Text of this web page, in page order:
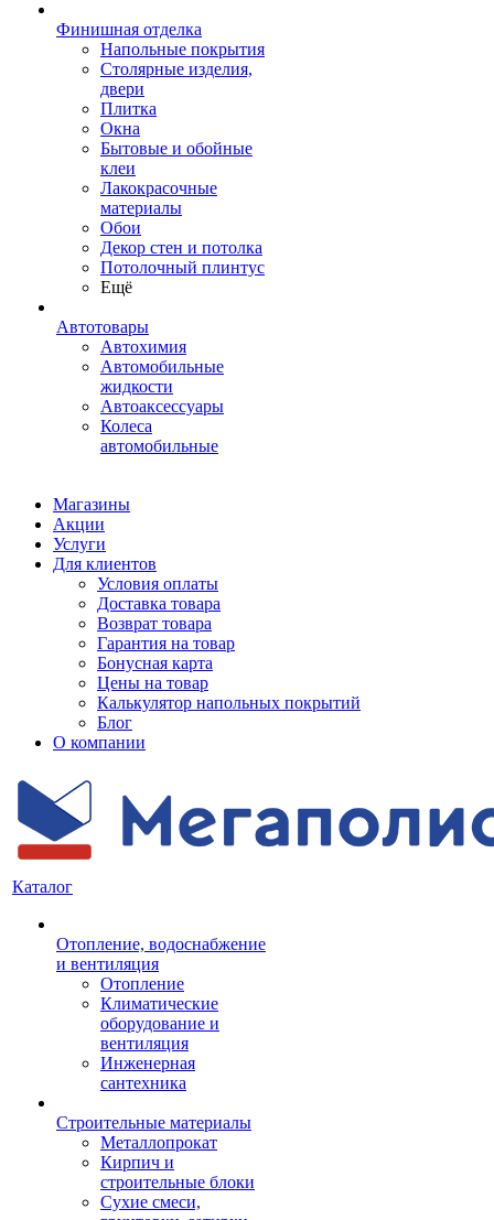
Финишная отделка
Напольные покрытия
Столярные изделия,
двери
Плитка
Окна
Бытовые и обойные
клеи
Лакокрасочные
материалы
Обои
Декор стен и потолка
Потолочный плинтус
Ещё
Автотовары
Автохимия
Автомобильные
жидкости
Автоаксессуары
Колеса
автомобильные
Магазины
Акции
Услуги
Для клиентов
Условия оплаты
Доставка товара
Возврат товара
Гарантия на товар
Бонусная карта
Цены на товар
Калькулятор напольных покрытий
Блог
О компании
Каталог
Отопление, водоснабжение
и вентиляция
Отопление
Климатические
оборудование и
вентиляция
Инженерная
сантехника
Строительные материалы
Металлопрокат
Кирпич и
строительные блоки
Сухие смеси,